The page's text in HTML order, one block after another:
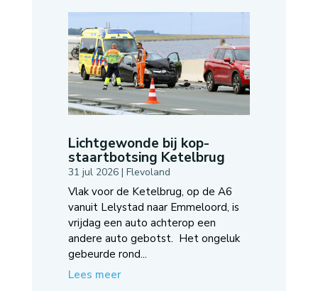
Lichtgewonde bij kop-
staartbotsing Ketelbrug
31 jul 2026| Flevoland
Vlak voor de Ketelbrug, op de A6
vanuit Lelystad naar Emmeloord, is
vrijdag een auto achterop een
andere auto gebotst. Het ongeluk
gebeurde rond...
Lees meer